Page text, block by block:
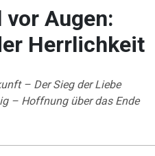
Augen:
Herrlichkeit
– Der Sieg der Liebe
– Hoffnung über das Ende